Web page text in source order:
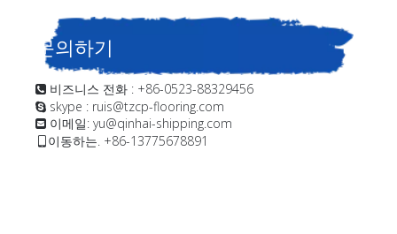
문의하기
 비즈니스 전화 : +86-0523-88329456
 skype : ruis@tzcp-flooring.com
 이메일: yu@qinhai-shipping.com
이동하는. +86-13775678891